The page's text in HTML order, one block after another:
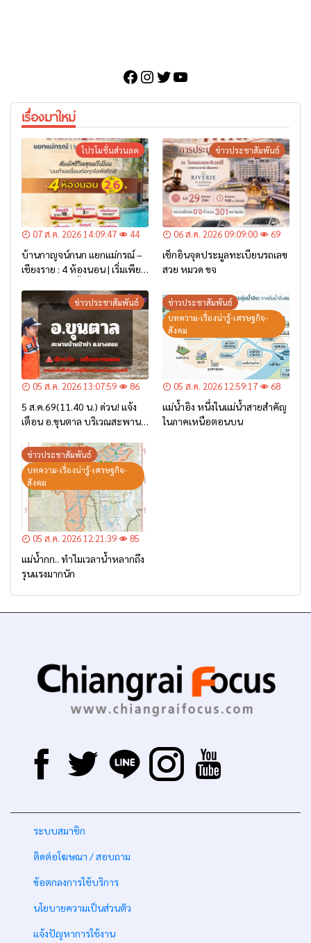
Facebook
Instagram
Twitter
YouTube
เรื่องมาใหม่
โปรโมชั่นส่วนลด
07 ส.ค. 2026 14:09:47 44
บ้านกาญจน์กนก แยกแม่กรณ์ –
เชียงราย : 4 ห้องนอน | เริ่มเพียง
ข่าวประชาสัมพันธ์
06 ส.ค. 2026 09:09:00 69
เช็กอินจุดประมูลทะเบียนรถเลข
สวย หมวด ขจ
ข่าวประชาสัมพันธ์
05 ส.ค. 2026 13:07:59 86
5 ส.ค.69(11.40 น.) ด่วน! แจ้ง
เตือน อ.ขุนตาล บริเวณสะพาน
– เตรียมการอพยพ”
ข่าวประชาสัมพันธ์
บทความ-เรื่องน่ารู้-เศรษฐกิจ-
สังคม
05 ส.ค. 2026 12:59:17 68
แม่น้ำอิง หนึ่งในแม่น้ำสายสำคัญ
ในภาคเหนือตอนบน
ข่าวประชาสัมพันธ์
บทความ-เรื่องน่ารู้-เศรษฐกิจ-
สังคม
05 ส.ค. 2026 12:21:39 85
แม่น้ำกก.. ทำไมเวลาน้ำหลากถึง
รุนแรงมากนัก
ระบบสมาชิก
ติดต่อโฆษณา / สอบถาม
ข้อตกลงการใช้บริการ
นโยบายความเป็นส่วนตัว
แจ้งปัญหาการใช้งาน